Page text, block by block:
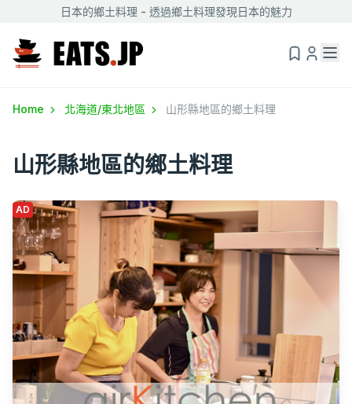
日本的鄉土料理 - 透過鄉土料理發現日本的魅力
Home 北海道/東北地區 山形縣地區的鄉土料理
山形縣地區的鄉土料理
AD